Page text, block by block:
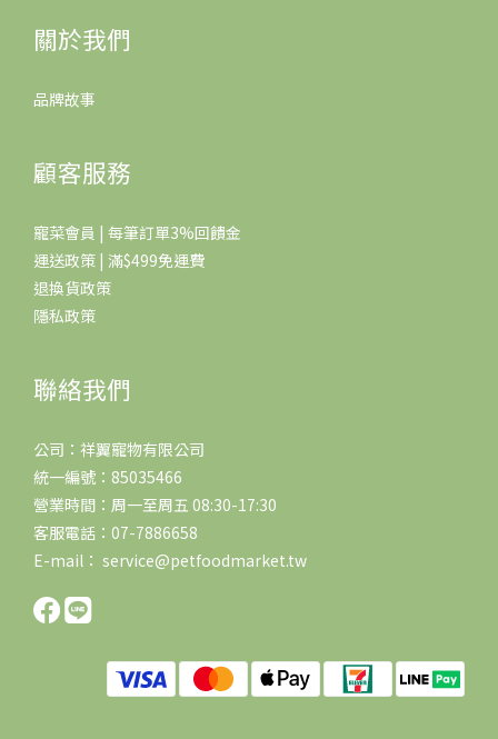
關於我們
品牌故事
顧客服務
寵菜會員 | 每筆訂單3%回饋金
運送政策 | 滿$499免運費
退換貨政策
隱私政策
聯絡我們
公司：祥翼寵物有限公司
統一編號：85035466
營業時間：周一至周五 08:30-17:30
客服電話：07-7886658
E-mail： service@petfoodmarket.tw